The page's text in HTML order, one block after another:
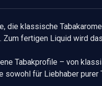
die klassische
fertigen Liquid wird
Tabakprofile – von
sowohl für Liebhaber